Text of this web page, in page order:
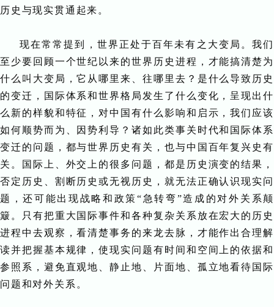
历史与现实贯通起来。
现在常常提到，世界正处于百年未有之大变局。我们
至少要回顾一个世纪以来的世界历史进程，才能搞清楚为
什么叫大变局，它从哪里来、往哪里去？是什么导致历史
的变迁，国际体系和世界格局发生了什么变化，呈现出什
么新的样貌和特征，对中国有什么影响和启示，我们应该
如何顺势而为、因势利导？诸如此类事关时代和国际体系
变迁的问题，都与世界历史有关，也与中国百年复兴史有
关。国际上、外交上的很多问题，都是历史演变的结果，
否定历史、割断历史或无视历史，就无法正确认识现实问
题，还可能出现战略和政策“急转弯”造成的对外关系颠
簸。只有把重大国际事件和各种复杂关系放在宏大的历史
进程中去观察，看清楚事务的来龙去脉，才能作出合理解
读并把握基本规律，使现实问题有时间和空间上的依据和
参照系，避免直观地、静止地、片面地、孤立地看待国际
问题和对外关系。